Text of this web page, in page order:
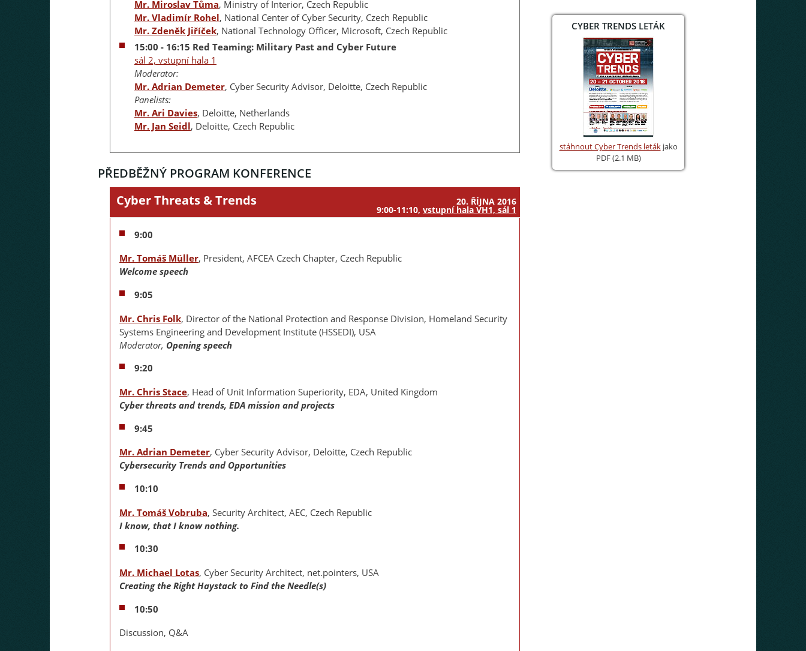
CYBER TRENDS LETÁK
stáhnout Cyber Trends letákjako
PDF (2.1 MB)
Mr. Miroslav Tůma, Ministry of Interior, Czech Republic
Mr. Vladimír Rohel, National Center of Cyber Security, Czech Republic
Mr. Zdeněk Jiříček, National Technology Officer, Microsoft, Czech Republic
15:00 - 16:15 Red Teaming: Military Past and Cyber Future
sál 2, vstupní hala 1
Moderator:
Mr. Adrian Demeter, Cyber Security Advisor, Deloitte, Czech Republic
Panelists:
Mr. Ari Davies, Deloitte, Netherlands
Mr. Jan Seidl, Deloitte, Czech Republic
PŘEDBĚŽNÝ PROGRAM KONFERENCE
Cyber Threats & Trends
20. ŘÍJNA 2016
9:00-11:10, vstupní hala VH1, sál 1
9:00
Mr. Tomáš Müller, President, AFCEA Czech Chapter, Czech Republic
Welcome speech
9:05
Mr. Chris Folk, Director of the National Protection and Response Division, Homeland Security
Systems Engineering and Development Institute (HSSEDI), USA
Moderator, Opening speech
9:20
Mr. Chris Stace, Head of Unit Information Superiority, EDA, United Kingdom
Cyber threats and trends, EDA mission and projects
9:45
Mr. Adrian Demeter, Cyber Security Advisor, Deloitte, Czech Republic
Cybersecurity Trends and Opportunities
10:10
Mr. Tomáš Vobruba, Security Architect, AEC, Czech Republic
I know, that I know nothing.
10:30
Mr. Michael Lotas, Cyber Security Architect, net.pointers, USA
Creating the Right Haystack to Find the Needle(s)
10:50
Discussion, Q&A